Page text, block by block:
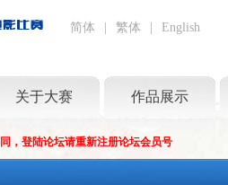
简体 繁体 English
关于大赛 作品展示
，登陆论坛请重新注册论坛会员号